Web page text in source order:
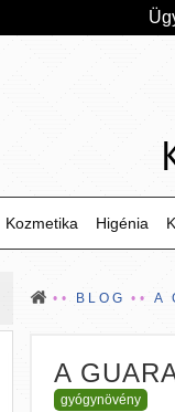
Kozmetika Higénia
BLOG A
A
gyógynövény